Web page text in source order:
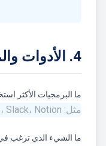
4. الأدوات والمعلومات الإضافية
ما البرمجيات الأكثر
ما الشيء الذي ترغب في